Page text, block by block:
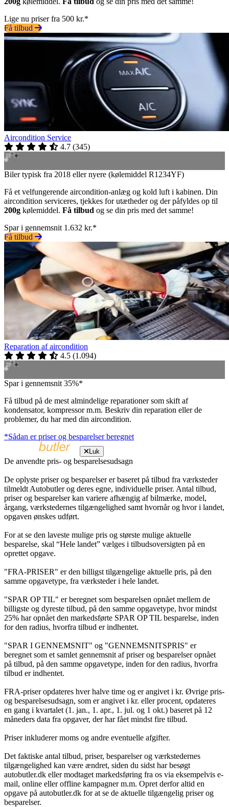
Lige nu priser fra 500 kr.*
Få tilbud
Aircondition Service
4.7 (345)
Biler typisk fra 2018 eller nyere (kølemiddel R1234YF)
Få et velfungerende aircondition-anlæg og kold luft i kabinen. Din
aircondition serviceres, tjekkes for utætheder og der påfyldes op til
200g kølemiddel. Få tilbud og se din pris med det samme!
Spar i gennemsnit 1.632 kr.*
Få tilbud
Reparation af aircondition
4.5 (1.094)
Spar i gennemsnit 35%*
Få tilbud på de mest almindelige reparationer som skift af
kondensator, kompressor m.m. Beskriv din reparation eller de
problemer, du har med din aircondition.
*Sådan er priser og besparelser beregnet
Luk
De anvendte pris- og besparelsesudsagn
De oplyste priser og besparelser er baseret på tilbud fra værksteder
tilmeldt Autobutler og deres egne, individuelle priser. Antal tilbud,
priser og besparelser kan variere afhængig af bilmærke, model,
årgang, værkstedernes tilgængelighed samt hvornår og hvor i landet,
opgaven ønskes udført.
For at se den laveste mulige pris og største mulige aktuelle
besparelse, skal “Hele landet” vælges i tilbudsoversigten på en
oprettet opgave.
"FRA-PRISER" er den billigst tilgængelige aktuelle pris, på den
samme opgavetype, fra værksteder i hele landet.
"SPAR OP TIL" er beregnet som besparelsen opnået mellem de
billigste og dyreste tilbud, på den samme opgavetype, hvor mindst
25% har opnået den markedsførte SPAR OP TIL besparelse, inden
for den radius, hvorfra tilbud er indhentet.
"SPAR I GENNEMSNIT" og "GENNEMSNITSPRIS" er
beregnet som et samlet gennemsnit af priser og besparelser opnået
på tilbud, på den samme opgavetype, inden for den radius, hvorfra
tilbud er indhentet.
FRA-priser opdateres hver halve time og er angivet i kr. Øvrige pris-
og besparelsesudsagn, som er angivet i kr. eller procent, opdateres
en gang i kvartalet (1. jan., 1. apr., 1. jul. og 1 okt.) baseret på 12
måneders data fra opgaver, der har fået mindst fire tilbud.
Priser inkluderer moms og andre eventuelle afgifter.
Det faktiske antal tilbud, priser, besparelser og værkstedernes
tilgængelighed kan være ændret, siden du sidst har besøgt
autobutler.dk eller modtaget markedsføring fra os via eksempelvis e-
mail, online eller offline kampagner m.m. Opret derfor altid en
opgave på autobutler.dk for at se de aktuelle tilgængelig priser og
besparelser.